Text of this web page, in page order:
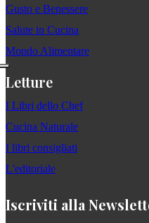
Gusto e Benessere
Salute in Cucina
Mondo Alimentare
Letture
I Libri dello Chef
Cucina Naturale
I libri consigliati
L'editoriale
Iscriviti alla